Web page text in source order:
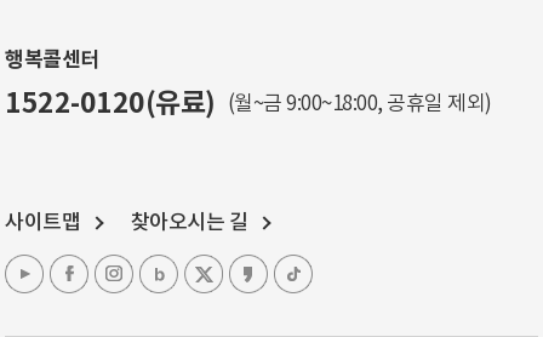
행복콜센터
1522-0120(유료) (월~금 9:00~18:00, 공휴일 제외)
사이트맵 찾아오시는 길